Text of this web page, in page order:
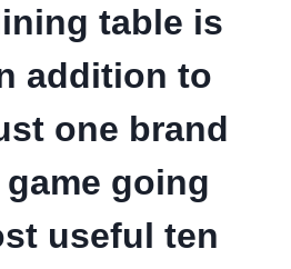
table is
addition to
one brand
going
useful ten